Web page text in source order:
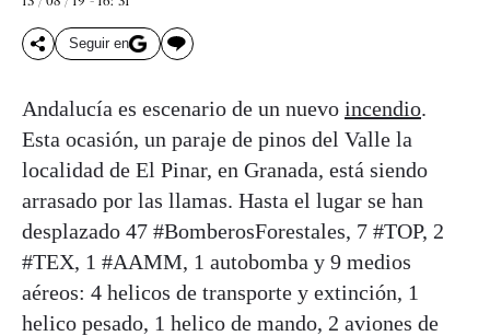
Seguir en
Andalucía es escenario de un nuevo incendio.
Esta ocasión, un paraje de pinos del Valle la
localidad de El Pinar, en Granada, está siendo
arrasado por las llamas. Hasta el lugar se han
desplazado 47 #BomberosForestales, 7 #TOP, 2
#TEX, 1 #AAMM, 1 autobomba y 9 medios
aéreos: 4 helicos de transporte y extinción, 1
helico pesado, 1 helico de mando, 2 aviones de